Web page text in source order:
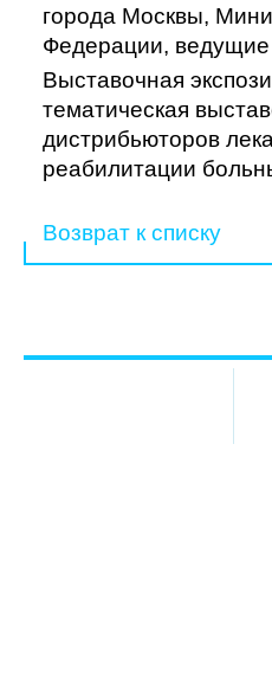
города Москвы,
Федерации, ведущие
Выставочная
тематическая
дистрибьюторов
реабилитации
Возврат к списку